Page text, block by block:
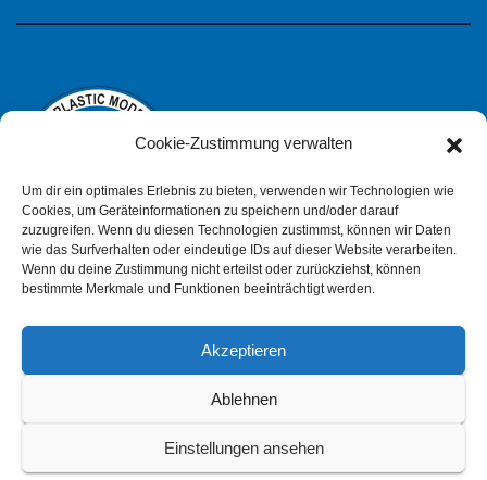
Cookie-Zustimmung verwalten
Um dir ein optimales Erlebnis zu bieten, verwenden wir Technologien wie
Cookies, um Geräteinformationen zu speichern und/oder darauf
zuzugreifen. Wenn du diesen Technologien zustimmst, können wir Daten
wie das Surfverhalten oder eindeutige IDs auf dieser Website verarbeiten.
Wenn du deine Zustimmung nicht erteilst oder zurückziehst, können
bestimmte Merkmale und Funktionen beeinträchtigt werden.
Akzeptieren
Ablehnen
Einstellungen ansehen
IPMS Deutschland
Datenschutzerklärung (pdf)
Cookie-Richtlinie (EU)